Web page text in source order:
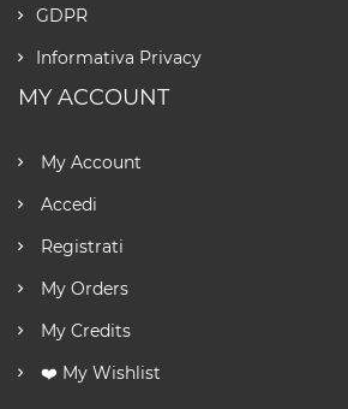
GDPR
Informativa Privacy
MY ACCOUNT
My Account
Accedi
Registrati
My Orders
My Credits
❤️ My Wishlist